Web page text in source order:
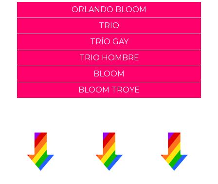
ORLANDO BLOOM
TRIO
TRÍO GAY
TRIO HOMBRE
BLOOM
BLOOM TROYE